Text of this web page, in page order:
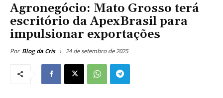
Agronegócio: Mato Grosso terá
escritório da ApexBrasil para
impulsionar exportações
Por Blog da Cris 24 de setembro de 2025